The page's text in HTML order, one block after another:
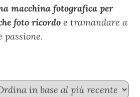
macchina fotografica per
foto ricordo e tramandare a
passione.